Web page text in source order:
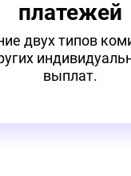
платежей
двух типов
выплат.